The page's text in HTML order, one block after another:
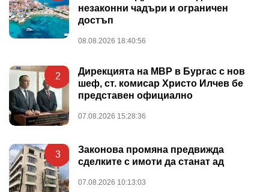
незаконни чадъри и ограничен
достъп
08.08.2026 18:40:56
2
Дирекцията на МВР в Бургас с нов
шеф, ст. комисар Христо Илчев бе
представен официално
07.08.2026 15:28:36
3
Законова промяна предвижда
сделките с имоти да станат ад
07.08.2026 10:13:03